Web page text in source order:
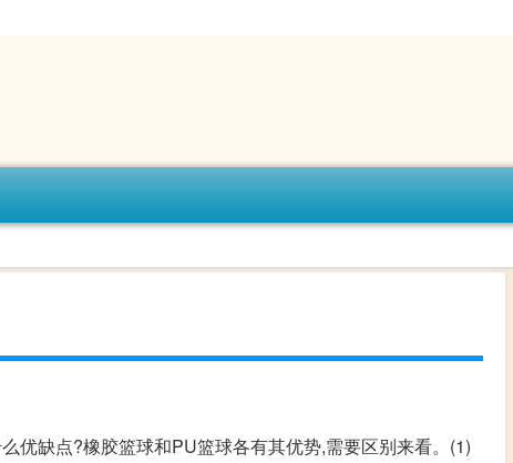
优缺点?橡胶篮球和PU篮球各有其优势,需要区别来看。(1)